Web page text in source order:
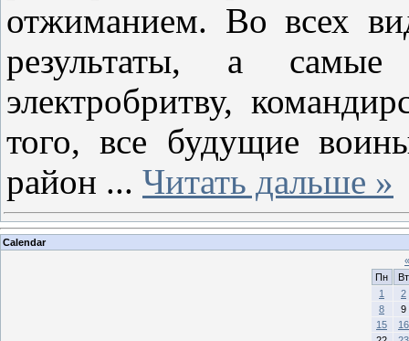
отжиманием. Во всех
результаты, а
электробритву,
того, все будущие
район ... Читать дальше »
Calendar
«
Пн
Вт
1
2
8
9
15
16